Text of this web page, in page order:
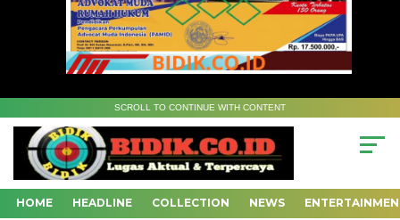
SCROLL TO CONTINUE WITH CONTENT
HOME HEADLINE COLLECTION NEWS